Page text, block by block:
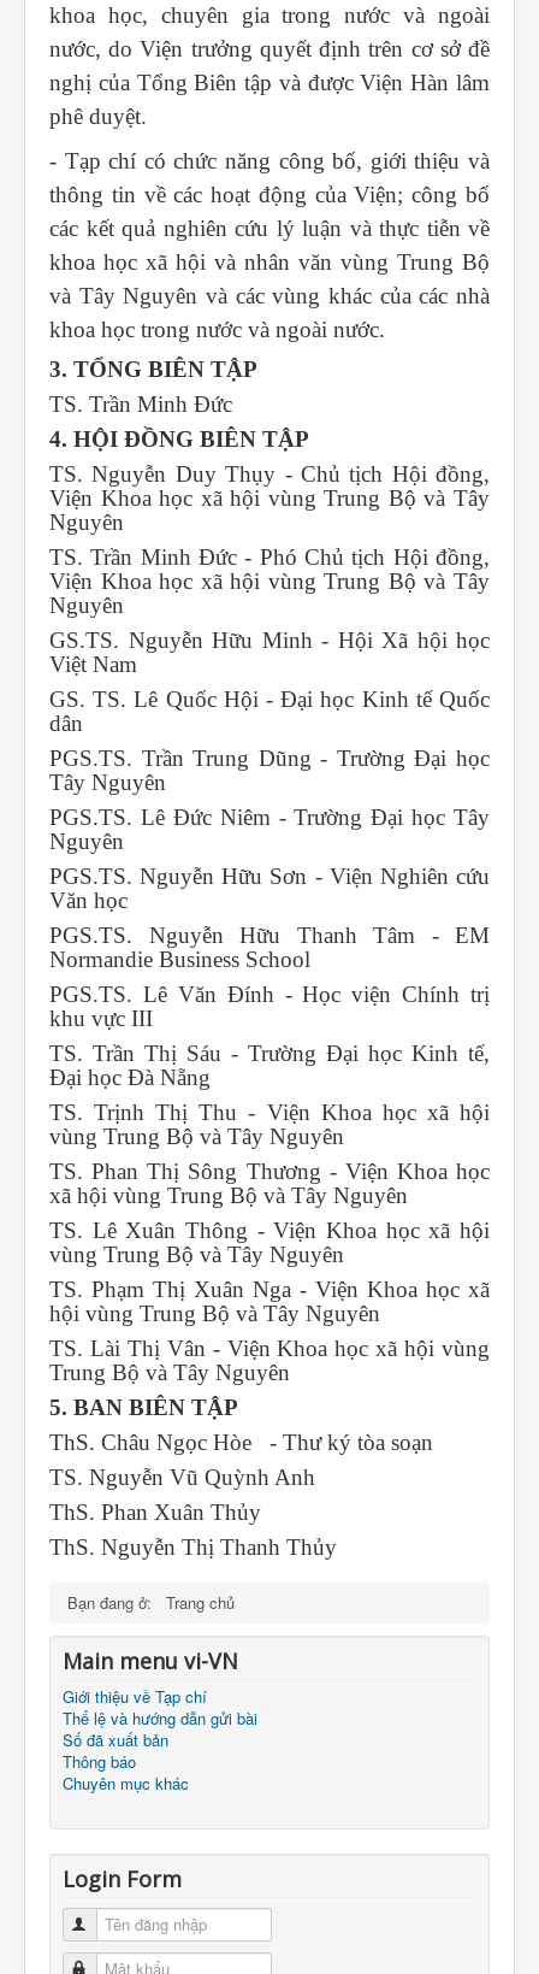
khoa học, chuyên gia trong nước và ngoài
nước, do Viện trưởng quyết định trên cơ sở đề
nghị của Tổng Biên tập và được Viện Hàn lâm
phê duyệt.
- Tạp chí có chức năng công bố, giới thiệu và
thông tin về các hoạt động của Viện; công bố
các kết quả nghiên cứu lý luận và thực tiễn về
khoa học xã hội và nhân văn vùng Trung Bộ
và Tây Nguyên và các vùng khác của các nhà
khoa học trong nước và ngoài nước.
3. TỔNG BIÊN TẬP
TS. Trần Minh Đức
4. HỘI ĐỒNG BIÊN TẬP
TS. Nguyễn Duy Thụy - Chủ tịch Hội đồng,
Viện Khoa học xã hội vùng Trung Bộ và Tây
Nguyên
TS. Trần Minh Đức - Phó Chủ tịch Hội đồng,
Viện Khoa học xã hội vùng Trung Bộ và Tây
Nguyên
GS.TS. Nguyễn Hữu Minh - Hội Xã hội học
Việt Nam
GS. TS. Lê Quốc Hội - Đại học Kinh tế Quốc
dân
PGS.TS. Trần Trung Dũng - Trường Đại học
Tây Nguyên
PGS.TS. Lê Đức Niêm - Trường Đại học Tây
Nguyên
PGS.TS. Nguyễn Hữu Sơn - Viện Nghiên cứu
Văn học
PGS.TS. Nguyễn Hữu Thanh Tâm - EM
Normandie Business School
PGS.TS. Lê Văn Đính - Học viện Chính trị
khu vực III
TS. Trần Thị Sáu - Trường Đại học Kinh tế,
Đại học Đà Nẵng
TS. Trịnh Thị Thu - Viện Khoa học xã hội
vùng Trung Bộ và Tây Nguyên
TS. Phan Thị Sông Thương - Viện Khoa học
xã hội vùng Trung Bộ và Tây Nguyên
TS. Lê Xuân Thông - Viện Khoa học xã hội
vùng Trung Bộ và Tây Nguyên
TS. Phạm Thị Xuân Nga - Viện Khoa học xã
hội vùng Trung Bộ và Tây Nguyên
TS. Lài Thị Vân - Viện Khoa học xã hội vùng
Trung Bộ và Tây Nguyên
5. BAN BIÊN TẬP
ThS. Châu Ngọc Hòe - Thư ký tòa soạn
TS. Nguyễn Vũ Quỳnh Anh
ThS. Phan Xuân Thủy
ThS. Nguyễn Thị Thanh Thủy
Bạn đang ở: Trang chủ
Main menu vi-VN
Giới thiệu về Tạp chí
Thể lệ và hướng dẫn gửi bài
Số đã xuất bản
Thông báo
Chuyên mục khác
Login Form
Tên đăng nhập
Mật khẩu